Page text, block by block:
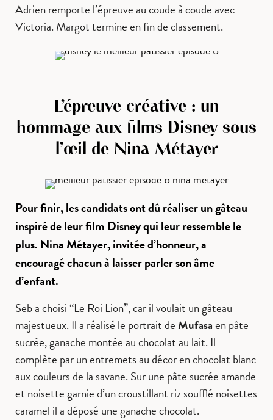
Adrien remporte l’épreuve au coude à coude avec
Victoria. Margot termine en fin de classement.
L’épreuve créative : un
hommage aux films Disney sous
l’œil de Nina Métayer
Pour finir, les candidats ont dû réaliser un gâteau
inspiré de leur film Disney qui leur ressemble le
plus. Nina Métayer, invitée d’honneur, a
encouragé chacun à laisser parler son âme
d’enfant.
Seb a choisi “Le Roi Lion”, car il voulait un gâteau
majestueux. Il a réalisé le portrait de Mufasaen pâte
sucrée, ganache montée au chocolat au lait. Il
complète par un entremets au décor en chocolat blanc
aux couleurs de la savane. Sur une pâte sucrée amande
et noisette garnie d’un croustillant riz soufflé noisettes
caramel il a déposé une ganache chocolat.